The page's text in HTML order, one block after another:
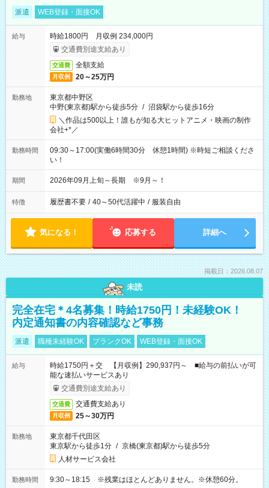
派遣 WEB登録・面接OK
給与
時給1800円 月収例 234,000円
交通費別途支給あり
交通費 全額支給
月収例 20～25万円
勤務地
東京都中野区
中野(東京都)駅から徒歩5分 / 沼袋駅から徒歩16分
＼作品は500以上！誰もが知る大ヒットアニメ・映画の制作
会社+*／
勤務時間
09:30～17:00(実働6時間30分 休憩1時間) ※時短ご相談くださ
い！
期間 2026年09月上旬～長期 ※9月～！
特徴 履歴書不要 / 40～50代活躍中 / 服装自由
気になる！ 応募する 詳細へ
掲載日：2026.08.07
未読
完全在宅＊4名募集！時給1750円！未経験OK！
内定通知書の内容確認など事務
派遣 職種未経験OK ブランクOK WEB登録・面接OK
給与
時給1750円＋交 【月収例】290,937円～ ■給与の前払いが可
能な速払いサービスあり
交通費別途支給あり
交通費 交通費支給あり
月収例 25～30万円
勤務地
東京都千代田区
東京駅から徒歩1分 / 京橋(東京都)駅から徒歩5分
人材サービス会社
勤務時間 9:30～18:15 ※残業はほとんどありません。※休憩60分。